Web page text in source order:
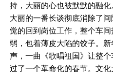
持，大丽的心也被默默的融
大丽的一番长谈彻底消除了
觉的回到岗位工作，整个车
弱，包着薄皮大陷的饺子。
声，一曲《歌唱祖国》让整
过了一个革命化的春节。文